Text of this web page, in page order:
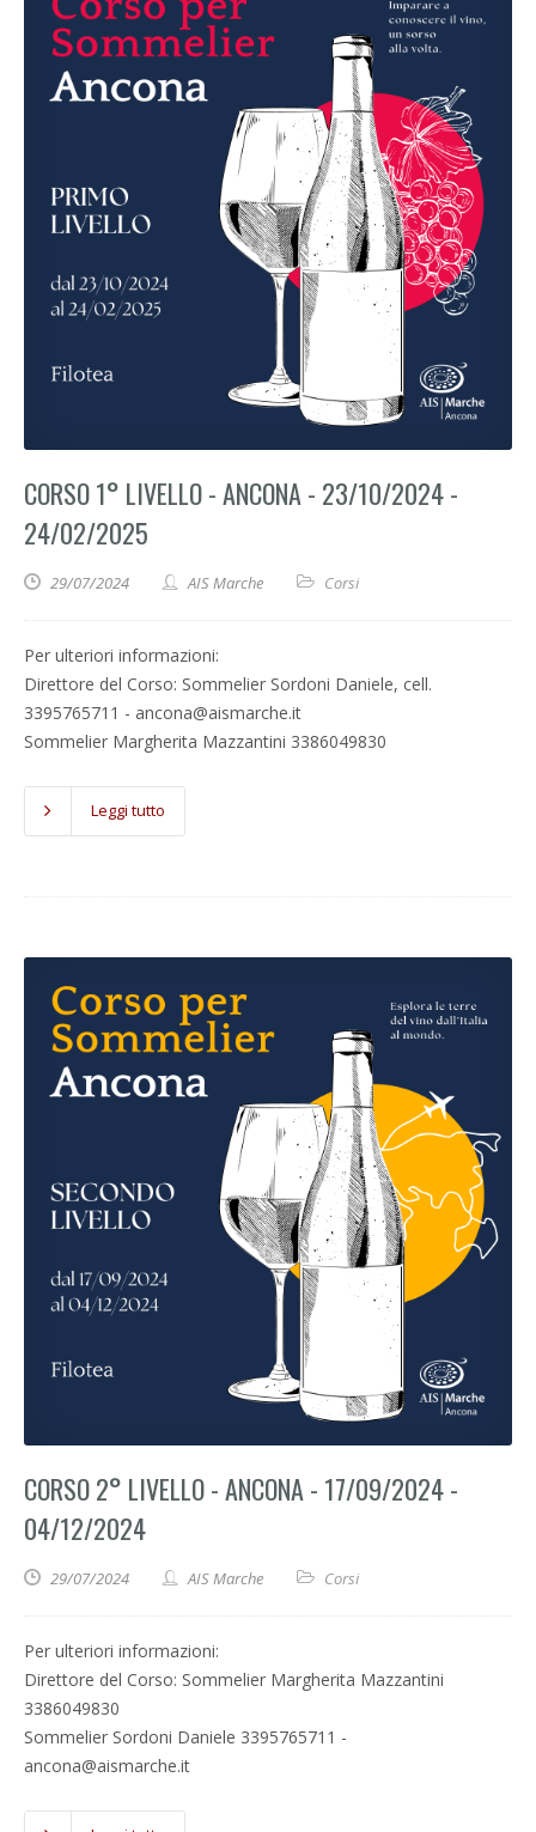
CORSO 1° LIVELLO - ANCONA - 23/10/2024 -
24/02/2025
29/07/2024 AIS Marche Corsi
Per ulteriori informazioni:
Direttore del Corso: Sommelier Sordoni Daniele, cell.
3395765711 - ancona@aismarche.it
Sommelier Margherita Mazzantini 3386049830
Leggi tutto
CORSO 2° LIVELLO - ANCONA - 17/09/2024 -
04/12/2024
29/07/2024 AIS Marche Corsi
Per ulteriori informazioni:
Direttore del Corso: Sommelier Margherita Mazzantini
3386049830
Sommelier Sordoni Daniele 3395765711 -
ancona@aismarche.it